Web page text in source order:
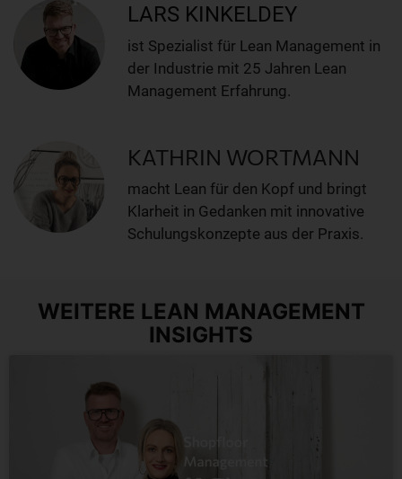
LARS KINKELDEY
ist Spezialist für Lean Management in
der Industrie mit 25 Jahren Lean
Management Erfahrung.
KATHRIN WORTMANN
macht Lean für den Kopf und bringt
Klarheit in Gedanken mit innovative
Schulungskonzepte aus der Praxis.
WEITERE LEAN MANAGEMENT
INSIGHTS